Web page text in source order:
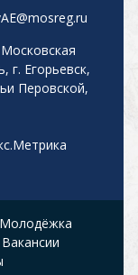
г. Егорьевск,
Перовской,
Молодёжка
Вакансии